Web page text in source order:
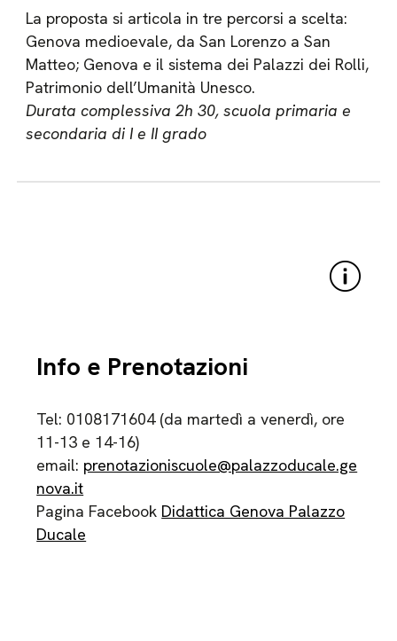
La proposta si articola in tre percorsi a scelta:
Genova medioevale, da San Lorenzo a San
Matteo; Genova e il sistema dei Palazzi dei Rolli,
Patrimonio dell’Umanità Unesco.
Durata complessiva 2h 30, scuola primaria e
secondaria di I e II grado
Info e Prenotazioni
Tel: 0108171604 (da martedì a venerdì, ore
11-13 e 14-16)
email: prenotazioniscuole@palazzoducale.ge
nova.it
Pagina Facebook Didattica Genova Palazzo
Ducale